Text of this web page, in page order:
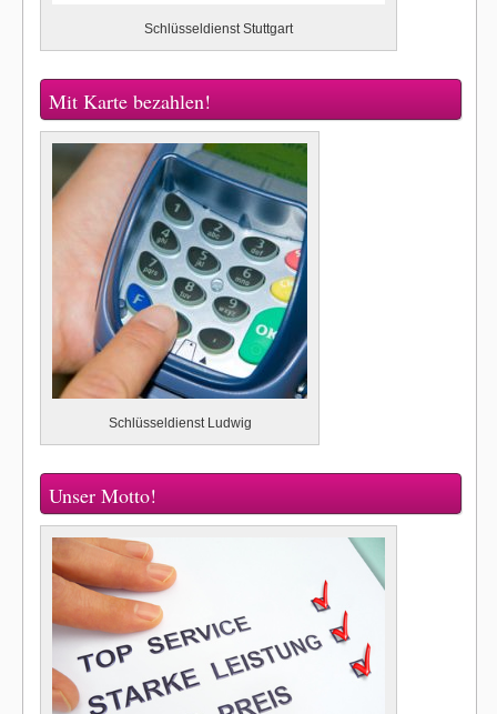
Schlüsseldienst Stuttgart
Mit Karte bezahlen!
Schlüsseldienst Ludwig
Unser Motto!